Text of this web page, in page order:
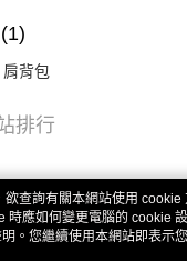
肩背包
排行
查詢有關本網站使用 cookie
時應如何變更電腦的 cookie
。您繼續使用本網站即表示
用 cookie。